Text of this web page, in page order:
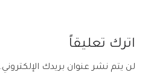
اترك تعليقاً
لن يتم نشر عنوان بريدك الإلكتروني.